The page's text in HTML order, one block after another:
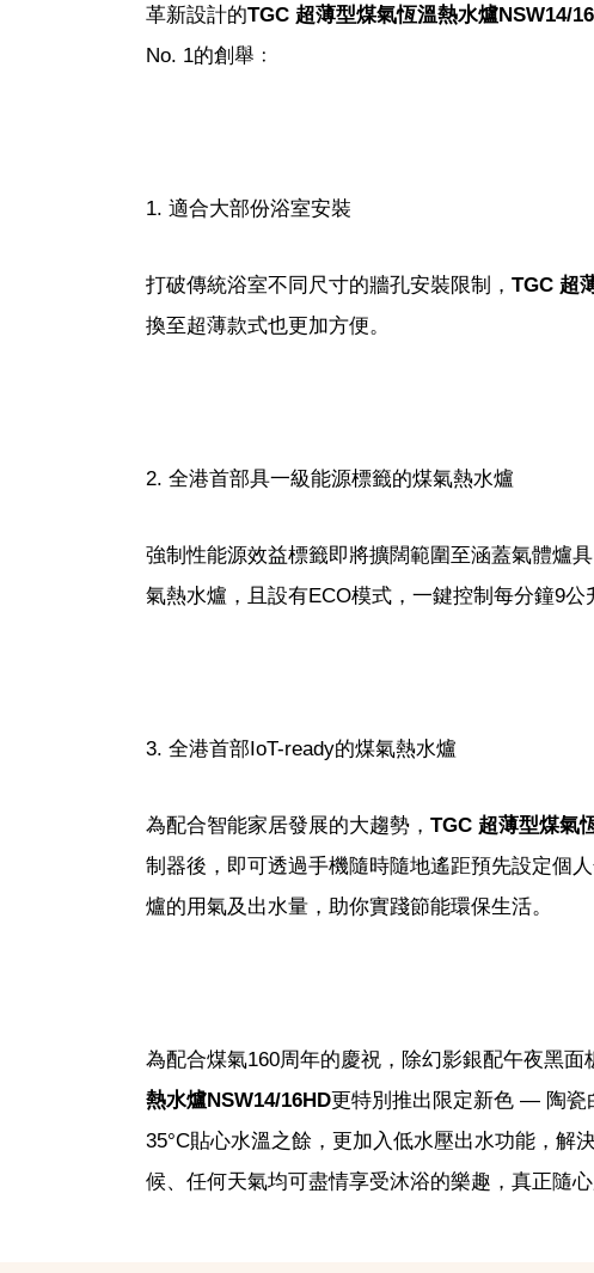
革新設計的TGC 超薄型煤氣恆溫熱水爐NSW14/
No. 1的創舉﹕
1. 適合大部份浴室安裝
打破傳統浴室不同尺寸的牆孔安裝限制， TGC 超
換至超薄款式也更加方便。
2. 全港首部具一級能源標籤的煤氣熱水爐
強制性能源效益標籤即將擴闊範圍至涵蓋氣體爐具
氣熱水爐，且設有ECO模式，一鍵控制每分鐘9
3. 全港首部IoT-ready的煤氣熱水爐
為配合智能家居發展的大趨勢， TGC 超薄型煤氣
制器後，即可透過手機隨時隨地遙距預先設定個
爐的用氣及出水量，助你實踐節能環保生活。
為配合煤氣160周年的慶祝，除幻影銀配午夜黑面
熱水爐NSW14/16HD更特別推出限定新色 — 陶瓷
35°C貼心水溫之餘，更加入低水壓出水功能，解
候、任何天氣均可盡情享受沐浴的樂趣，真正隨心